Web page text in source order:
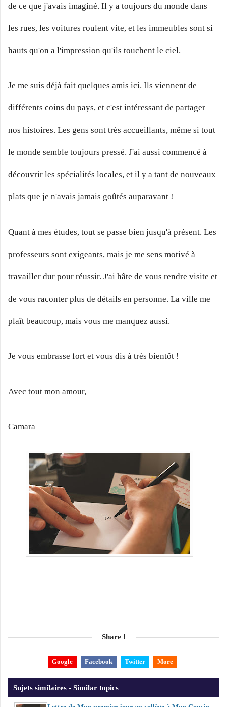
de ce que j'avais imaginé. Il y a toujours du monde dans
les rues, les voitures roulent vite, et les immeubles sont si
hauts qu'on a l'impression qu'ils touchent le ciel.
Je me suis déjà fait quelques amis ici. Ils viennent de
différents coins du pays, et c'est intéressant de partager
nos histoires. Les gens sont très accueillants, même si tout
le monde semble toujours pressé. J'ai aussi commencé à
découvrir les spécialités locales, et il y a tant de nouveaux
plats que je n'avais jamais goûtés auparavant !
Quant à mes études, tout se passe bien jusqu'à présent. Les
professeurs sont exigeants, mais je me sens motivé à
travailler dur pour réussir. J'ai hâte de vous rendre visite et
de vous raconter plus de détails en personne. La ville me
plaît beaucoup, mais vous me manquez aussi.
Je vous embrasse fort et vous dis à très bientôt !
Avec tout mon amour,
Camara
Share !
Google Facebook Twitter More
Sujets similaires - Similar topics